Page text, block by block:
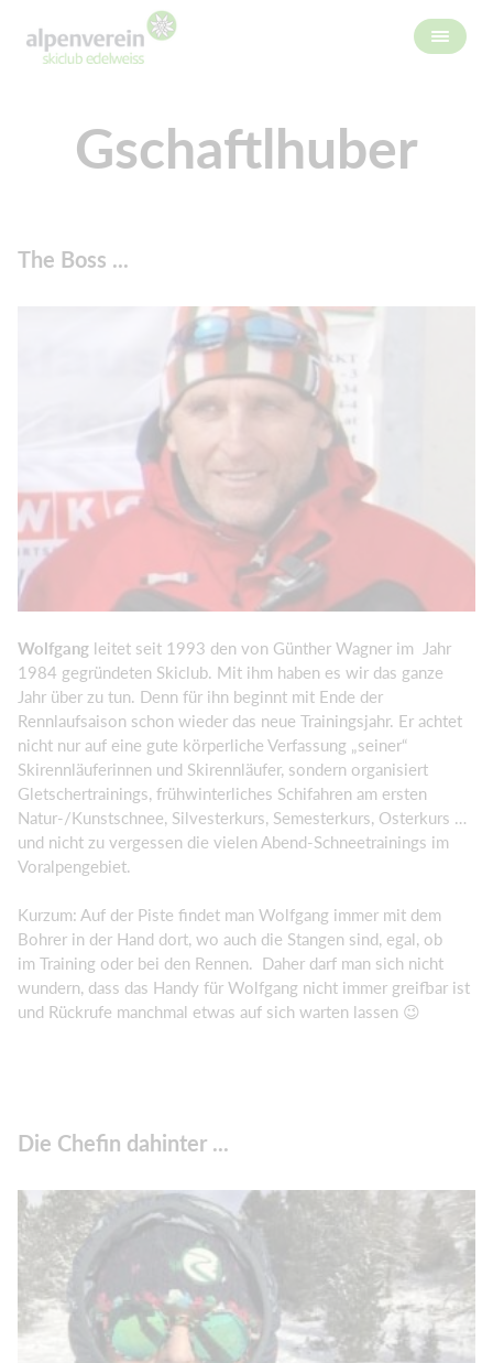
Gschaftlhuber
The Boss ...
Wolfgang leitet seit 1993 den von Günther Wagner im Jahr
1984 gegründeten Skiclub. Mit ihm haben es wir das ganze
Jahr über zu tun. Denn für ihn beginnt mit Ende der
Rennlaufsaison schon wieder das neue Trainingsjahr. Er achtet
nicht nur auf eine gute körperliche Verfassung „seiner“
Skirennläuferinnen und Skirennläufer, sondern organisiert
Gletschertrainings, frühwinterliches Schifahren am ersten
Natur-/Kunstschnee, Silvesterkurs, Semesterkurs, Osterkurs …
und nicht zu vergessen die vielen Abend-Schneetrainings im
Voralpengebiet.
Kurzum: Auf der Piste findet man Wolfgang immer mit dem
Bohrer in der Hand dort, wo auch die Stangen sind, egal, ob
im Training oder bei den Rennen. Daher darf man sich nicht
wundern, dass das Handy für Wolfgang nicht immer greifbar ist
und Rückrufe manchmal etwas auf sich warten lassen 😉
Die Chefin dahinter ...